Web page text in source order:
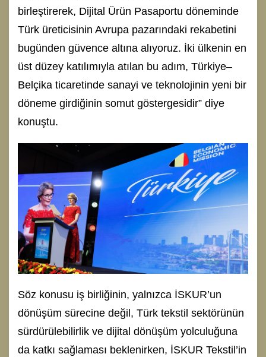
birleştirerek, Dijital Ürün Pasaportu döneminde
Türk üreticisinin Avrupa pazarındaki rekabetini
bugünden güvence altına alıyoruz. İki ülkenin en
üst düzey katılımıyla atılan bu adım, Türkiye–
Belçika ticaretinde sanayi ve teknolojinin yeni bir
döneme girdiğinin somut göstergesidir” diye
konuştu.
Söz konusu iş birliğinin, yalnızca İSKUR’un
dönüşüm sürecine değil, Türk tekstil sektörünün
sürdürülebilirlik ve dijital dönüşüm yolculuğuna
da katkı sağlaması beklenirken, İSKUR Tekstil’in